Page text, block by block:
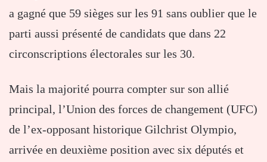
a gagné que 59 sièges sur les 91 sans oublier que le
parti aussi présenté de candidats que dans 22
circonscriptions électorales sur les 30.
Mais la majorité pourra compter sur son allié
principal, l’Union des forces de changement (UFC)
de l’ex-opposant historique Gilchrist Olympio,
arrivée en deuxième position avec six députés et